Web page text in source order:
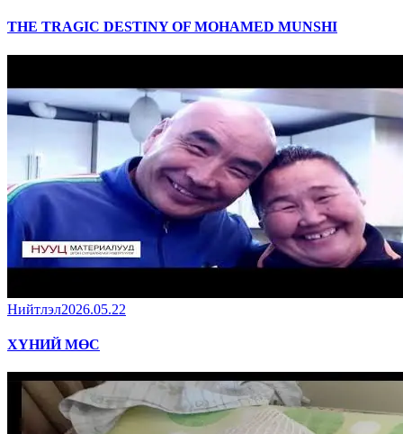
THE TRAGIC DESTINY OF MOHAMED MUNSHI
Нийтлэл2026.05.22
ХҮНИЙ МӨС